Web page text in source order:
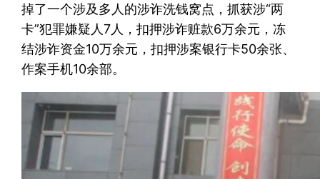
掉了一个涉及多人的涉诈洗钱窝点，抓获涉“两
卡”犯罪嫌疑人7人，扣押涉诈赃款6万余元，冻
结涉诈资金10万余元，扣押涉案银行卡50余张、
作案手机10余部。